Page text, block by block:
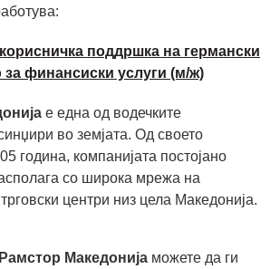
поддршка на германски
за финансиски услуги (м/ж)
е една од водечките
во земјата. Од своето
година, компанијата постојано
со широка мрежа на
центри низ цела Македонија.
Рамстор Македонија можете да ги